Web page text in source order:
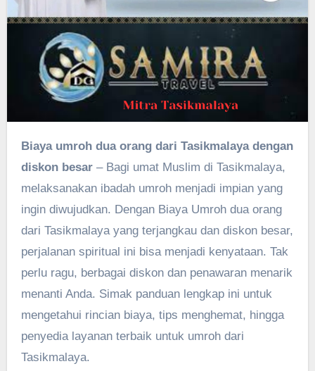
Biaya umroh dua orang dari Tasikmalaya dengan
diskon besar– Bagi umat Muslim di Tasikmalaya,
melaksanakan ibadah umroh menjadi impian yang
ingin diwujudkan. Dengan Biaya Umroh dua orang
dari Tasikmalaya yang terjangkau dan diskon besar,
perjalanan spiritual ini bisa menjadi kenyataan. Tak
perlu ragu, berbagai diskon dan penawaran menarik
menanti Anda. Simak panduan lengkap ini untuk
mengetahui rincian biaya, tips menghemat, hingga
penyedia layanan terbaik untuk umroh dari
Tasikmalaya.